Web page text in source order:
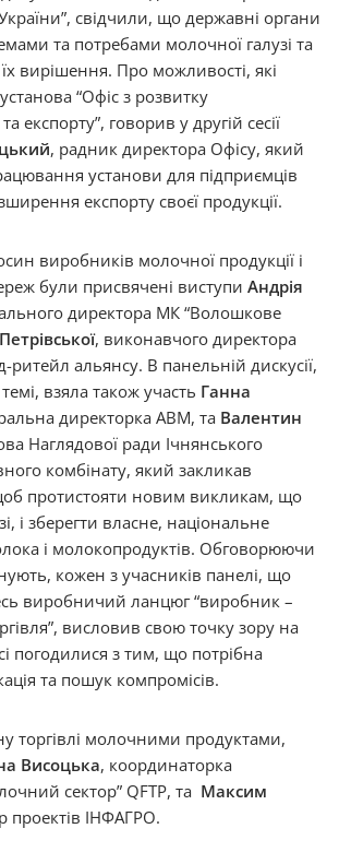
свідчили, що державні органи
та потребами молочної галузі та
вирішення. Про можливості, які
“Офіс з розвитку
експорту”, говорив у другій сесії
, радник директора Офісу, який
установи для підприємців
експорту своєї продукції.
виробників молочної продукції і
були присвячені виступи Андрія
директора МК “Волошкове
, виконавчого директора
ритейл альянсу. В панельній дискусії,
взяла також участь Ганна
директорка АВМ, та Валентин
Наглядової ради Ічнянського
комбінату, який закликав
протистояти новим викликам, що
і зберегти власне, національне
і молокопродуктів. Обговорюючи
кожен з учасників панелі, що
виробничий ланцюг “виробник –
висловив свою точку зору на
погодилися з тим, що потрібна
та пошук компромісів.
торгівлі молочними продуктами,
Висоцька, координаторка
сектор” QFTP, та Максим
проектів ІНФАГРО.